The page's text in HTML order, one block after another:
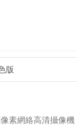
版
素網絡高清攝像